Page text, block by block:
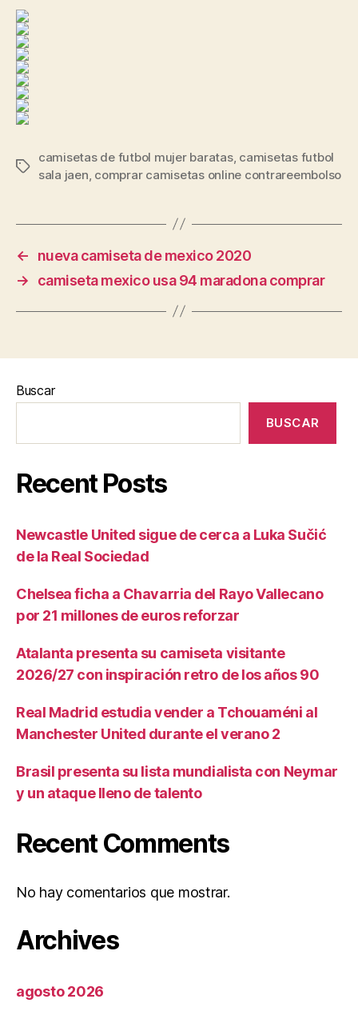
Etiquetas
camisetas de futbol mujer baratas, camisetas futbol
sala jaen comprar camisetas online contrareembolso
←
nueva camiseta de mexico 2020
→
camiseta mexico usa 94 maradona comprar
Buscar
BUSCAR
Recent Posts
Newcastle United sigue de cerca a Luka Sučić
de la Real Sociedad
Chelsea ficha a Chavarria del Rayo Vallecano
por 21 millones de euros reforzar
Atalanta presenta su camiseta visitante
2026/27 con inspiración retro de los años 90
Real Madrid estudia vender a Tchouaméni al
Manchester United durante el verano 2
Brasil presenta su lista mundialista con Neymar
y un ataque lleno de talento
Recent Comments
No hay comentarios que mostrar.
Archives
agosto 2026